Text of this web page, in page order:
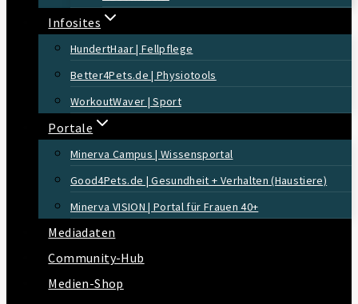
Infosites
HundertHaar | Fellpflege
Better4Pets.de | Physiotools
WorkoutWaver | Sport
Portale
Minerva Campus | Wissensportal
Good4Pets.de | Gesundheit + Verhalten (Haustiere)
Minerva VISION | Portal für Frauen 40+
Mediadaten
Community-Hub
Medien-Shop